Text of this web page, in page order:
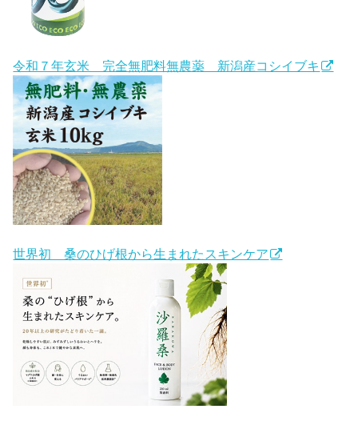
令和７年玄米 完全無肥料無農薬 新潟産コシイブキ
世界初 桑のひげ根から生まれたスキンケア